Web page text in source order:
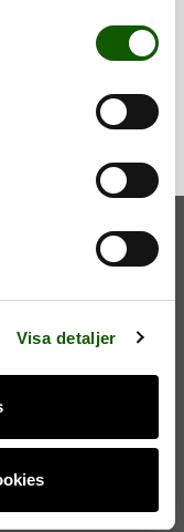
Visa detaljer